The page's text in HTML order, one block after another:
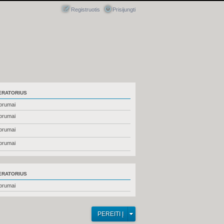
Prisijungti
Registruotis
PEREITI Į